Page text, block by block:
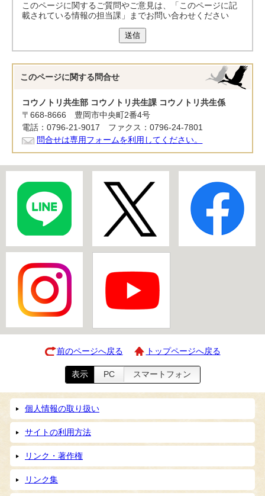
このページに関するご質問やご意見は、「このページに記
載されている情報の担当課」までお問い合わせください
送信
このページに関する 問合せ
コウノトリ共生部 コウノトリ共生課 コウノトリ共生係
〒668-8666 豊岡市中央町2番4号
電話：0796-21-9017 ファクス：0796-24-7801
問合せは専用フォームを利用してください。
前のページへ戻る トップページへ戻る
表示 PC スマートフォン
個人情報の取り扱い
サイトの利用方法
リンク・著作権
リンク集